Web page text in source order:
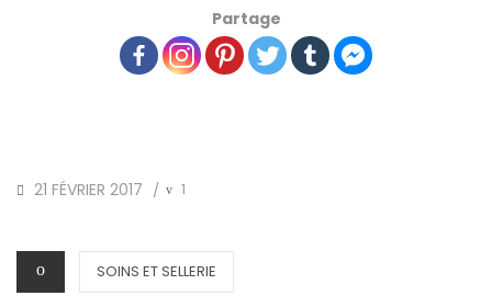
Partage
POSTED
21 FÉVRIER 2017 / 1
CATEGORIES
SOINS ET SELLERIE